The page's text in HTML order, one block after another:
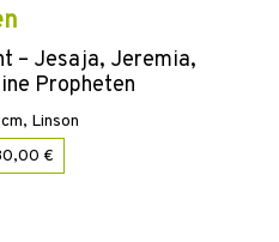
– Jesaja, Jeremia,
Propheten
Linson
€